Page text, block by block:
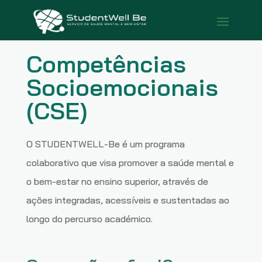
Competências
Socioemocionais
(CSE)
O STUDENTWELL-Be é um programa
colaborativo que visa promover a saúde mental e
o bem-estar no ensino superior, através de
ações integradas, acessíveis e sustentadas ao
longo do percurso académico.